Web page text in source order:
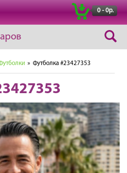
0 - 0р.
» Футболка #23427353